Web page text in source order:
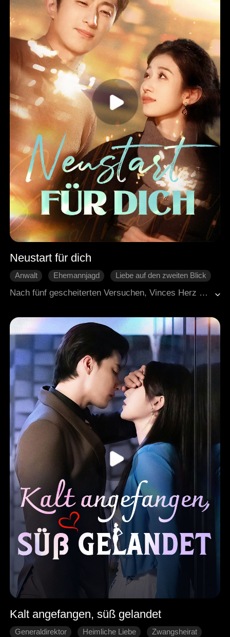
Neustart für dich
Anwalt Ehemannjagd
Liebe auf den zweiten Blick
Nach fünf gescheiterten Versuchen, Vinces Herz durch Berechnung zu gewinnen, beschließt Bella, ihrem Leben ein Ende zu setzen und von Neuem zu beginnen. Bei ihrem sechsten Versuch richtet sie ihre Aufmerksamkeit auf seinen guten Freund Xander. Während ihrer gemeinsamen Zeit entdeckt sie, dass Xander seit vielen Jahren heimlich Gefühle für sie hegt. Angesichts seiner aufrichtigen Zuneigung ist Bella allmählich berührt. Als es ihr schließlich gelingt, sein Herz zu erobern, wird ihr Wunsch wie durch Magie erfüllt, und beide finden zu einem gemeinsamen, heilsamen und glücklichen Ende.
Kalt angefangen, süß gelandet
Generaldirektor Heimliche Liebe
Zwangsheirat